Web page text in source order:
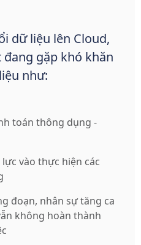
dữ liệu lên Cloud,
đang gặp khó khăn
như:
toán thông dụng -
vào thực hiện các
đoạn, nhân sự tăng ca
không hoàn thành